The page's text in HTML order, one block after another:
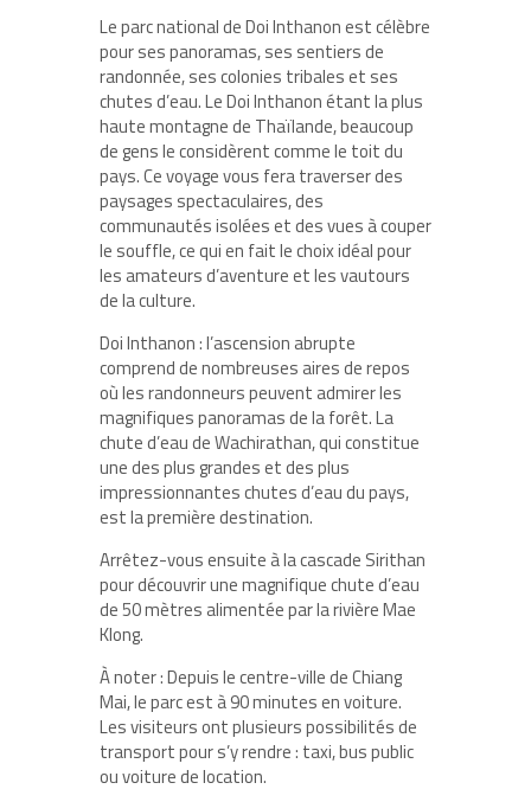
Le parc national de Doi Inthanon est célèbre
pour ses panoramas, ses sentiers de
randonnée, ses colonies tribales et ses
chutes d’eau. Le Doi Inthanon étant la plus
haute montagne de Thaïlande, beaucoup
de gens le considèrent comme le toit du
pays. Ce voyage vous fera traverser des
paysages spectaculaires, des
communautés isolées et des vues à couper
le souffle, ce qui en fait le choix idéal pour
les amateurs d’aventure et les vautours
de la culture.
Doi Inthanon : l’ascension abrupte
comprend de nombreuses aires de repos
où les randonneurs peuvent admirer les
magnifiques panoramas de la forêt. La
chute d’eau de Wachirathan, qui constitue
une des plus grandes et des plus
impressionnantes chutes d’eau du pays,
est la première destination.
Arrêtez-vous ensuite à la cascade Sirithan
pour découvrir une magnifique chute d’eau
de 50 mètres alimentée par la rivière Mae
Klong.
À noter : Depuis le centre-ville de Chiang
Mai, le parc est à 90 minutes en voiture.
Les visiteurs ont plusieurs possibilités de
transport pour s’y rendre : taxi, bus public
ou voiture de location.